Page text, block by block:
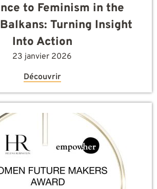
to Feminism in the
Turning Insight
Into Action
23 janvier 2026
Découvrir